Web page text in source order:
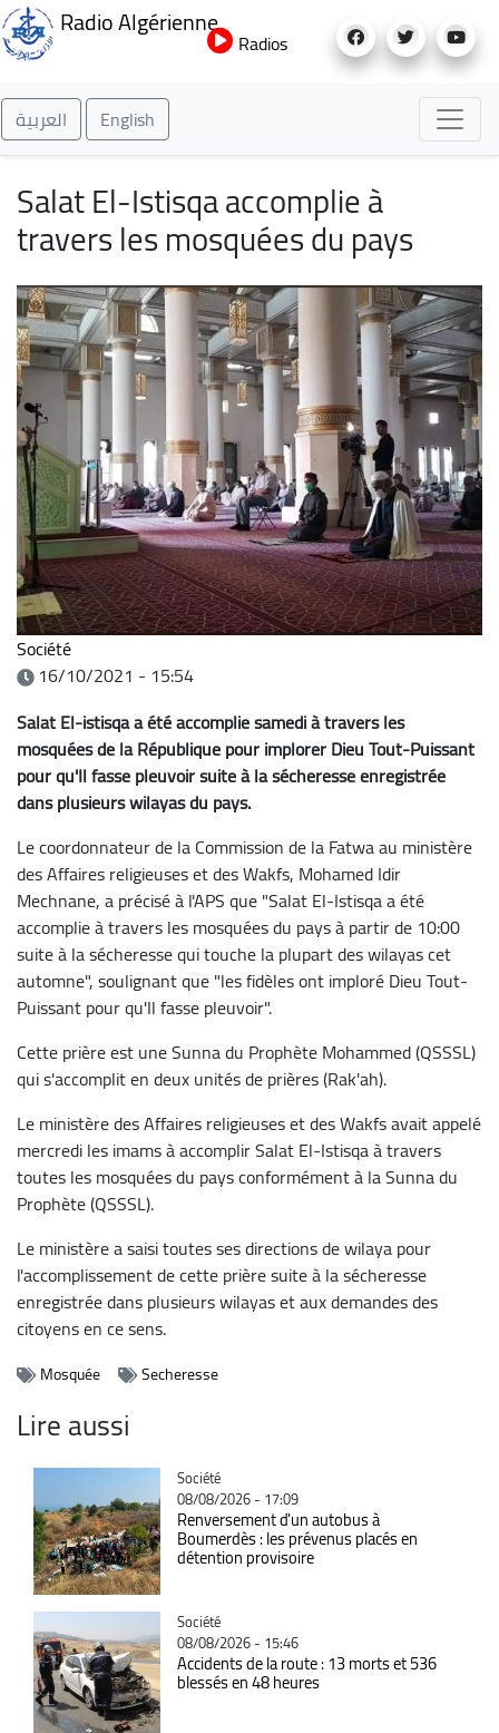
au
Radio Algérienne
Radios
العربية English
Salat El-Istisqa accomplie à
travers les mosquées du pays
Société
16/10/2021 - 15:54
Salat El-istisqa a été accomplie samedi à travers les
mosquées de la République pour implorer Dieu Tout-Puissant
pour qu'Il fasse pleuvoir suite à la sécheresse enregistrée
dans plusieurs wilayas du pays.
Le coordonnateur de la Commission de la Fatwa au ministère
des Affaires religieuses et des Wakfs, Mohamed Idir
Mechnane, a précisé à l'APS que "Salat El-Istisqa a été
accomplie à travers les mosquées du pays à partir de 10:00
suite à la sécheresse qui touche la plupart des wilayas cet
automne", soulignant que "les fidèles ont imploré Dieu Tout-
Puissant pour qu'Il fasse pleuvoir".
Cette prière est une Sunna du Prophète Mohammed (QSSSL)
qui s'accomplit en deux unités de prières (Rak'ah).
Le ministère des Affaires religieuses et des Wakfs avait appelé
mercredi les imams à accomplir Salat El-Istisqa à travers
toutes les mosquées du pays conformément à la Sunna du
Prophète (QSSSL).
Le ministère a saisi toutes ses directions de wilaya pour
l'accomplissement de cette prière suite à la sécheresse
enregistrée dans plusieurs wilayas et aux demandes des
citoyens en ce sens.
Mosquée Secheresse
Lire aussi
Catégorie
Société
08/08/2026 - 17:09
Renversement d'un autobus à
Boumerdès : les prévenus placés en
détention provisoire
Catégorie
Société
08/08/2026 - 15:46
Accidents de la route : 13 morts et 536
blessés en 48 heures